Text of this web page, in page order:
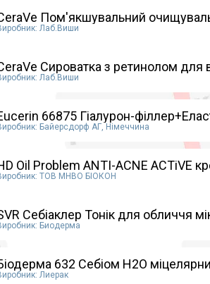
Пом'якшувальний
Лаб.Виши
Сироватка з ретинолом для
Лаб.Виши
66875 Гіалурон-
Байерсдорф АГ, Німеччина
Oil Problem ANTI-ACNE АСТiVE
ТОВ МНВО БІОКОН
Себіаклер Тонік для обличчя
Биодерма
632 Себіом Н2О
Лиерак